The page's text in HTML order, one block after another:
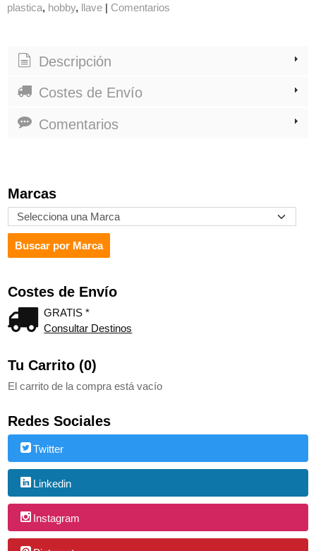
Marcas
Costes de Envío
GRATIS *
Consultar Destinos
Tu Carrito (0)
El carrito de la compra está vacío
Redes Sociales
Twitter
Linkedin
Instagram
plastica hobby llave | Comentarios
Descripción
Costes de Envío
Comentarios